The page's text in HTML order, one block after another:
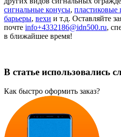
сигнальные конусы, пластиковые
барьеры, вехи и т.д. Оставляйте
почте info+4332186@idn500.ru,
в ближайшее время!
В статье использовались
Как быстро оформить заказ?